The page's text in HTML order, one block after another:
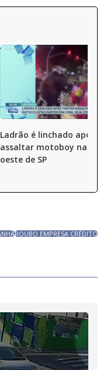
Ladrão é linchado após
assaltar motoboy na
oeste de SP
ROUBO EMPRESA CRÉDITO